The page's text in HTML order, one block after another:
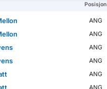
Posisjon
ANG
ANG
ANG
ANG
ANG
ANG